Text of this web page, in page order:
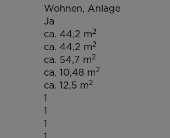
Wohnen Anlage
Ja
ca. 44,2 m2
ca. 44,2 m2
ca. 54,7 m2
ca. 10,48 m2
ca. 12,5 m2
1
1
1